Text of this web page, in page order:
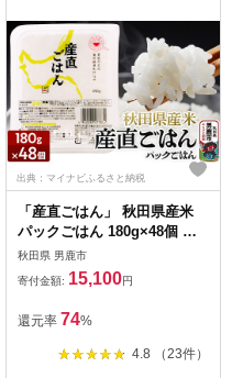
出典：マイナビふるさと納税
「産直ごはん」 秋田県産米
パックごはん 180g×48個 米
お米 ご飯 災害時 保存食 防災
食 非常食 備蓄 常備 セット
秋田県 男鹿市
寄付金額: 15,100円
還元率 74%
4.8 （23件）